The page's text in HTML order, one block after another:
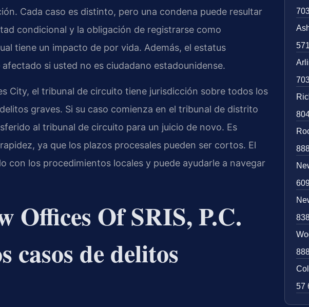
Cada caso es distinto, pero una condena puede resultar
condicional y la obligación de registrarse como
tiene un impacto de por vida. Además, el estatus
si usted no es ciudadano estadounidense.
City, el tribunal de circuito tiene jurisdicción sobre todos los
graves. Si su caso comienza en el tribunal de distrito
al tribunal de circuito para un juicio de novo. Es
ya que los plazos procesales pueden ser cortos. El
con los procedimientos locales y puede ayudarle a navegar
Offices Of SRIS, P.C.
casos de delitos
57